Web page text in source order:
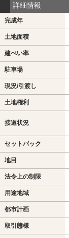
詳細情報
完成年
土地面積
建ぺい率
駐車場
現況/引渡し
土地権利
接道状況
セットバック
地目
法令上の制限
用途地域
都市計画
取引態様